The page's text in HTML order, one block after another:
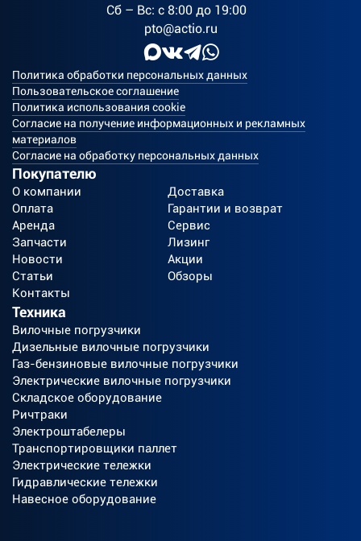
Сб – Вс: с 8:00 до 19:00
pto@actio.ru
Политика обработки персональных данных
Пользовательское соглашение
Политика использования cookie
Согласие на получение информационных и рекламных
материалов
Согласие на обработку персональных данных
Покупателю
О компании
Доставка
Оплата
Гарантии и возврат
Аренда
Сервис
Запчасти
Лизинг
Новости
Акции
Статьи
Обзоры
Контакты
Техника
Вилочные погрузчики
Дизельные вилочные погрузчики
Газ-бензиновые вилочные погрузчики
Электрические вилочные погрузчики
Складское оборудование
Ричтраки
Электроштабелеры
Транспортировщики паллет
Электрические тележки
Гидравлические тележки
Навесное оборудование